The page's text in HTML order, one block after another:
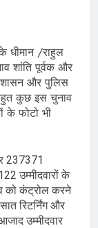
धीमान /राहुल
शांति पूर्वक और
और पुलिस
कुछ इस चुनाव
के फोटो भी
237371
उम्मीदवारों के
को कंट्रोल करने
रिटर्निंग और
उम्मीदवार